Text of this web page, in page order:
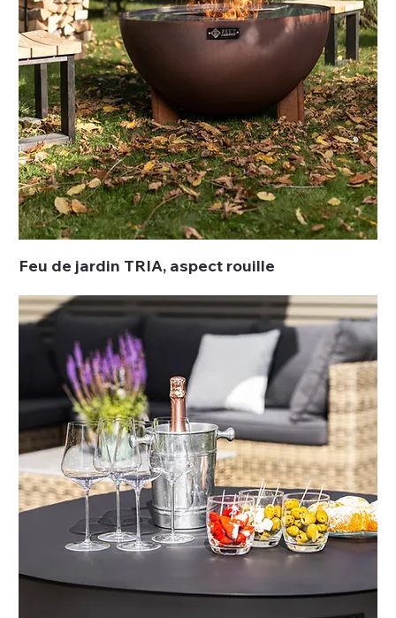
Feu de jardin TRIA, aspect rouille